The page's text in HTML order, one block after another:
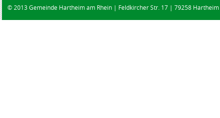
© 2013 Gemeinde Hartheim am Rhein | Feldkircher Str. 17 | 79258